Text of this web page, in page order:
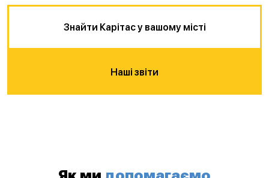
Знайти Карітас у вашому місті
Наші звіти